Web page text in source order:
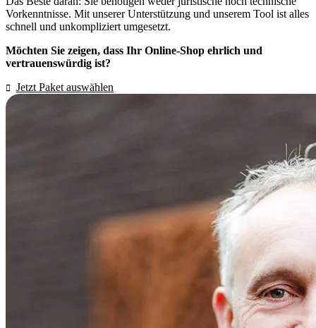
Vorkenntnisse. Mit unserer Unterstützung und unserem Tool ist alles
schnell und unkompliziert umgesetzt.
Möchten Sie zeigen, dass Ihr Online-Shop ehrlich und
vertrauenswürdig ist?
Jetzt Paket auswählen